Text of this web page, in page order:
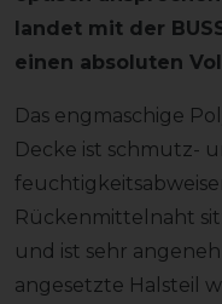
landet mit der
einen absoluten
Das engmaschige
Decke ist schmutz-
Rückenmittelnaht
und ist sehr
angesetzte Halsteil